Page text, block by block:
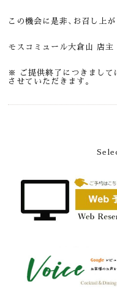
この機会に是非､お召し上が
モスコミュール大倉山 店主
※ ご提供終了につきまして
させていただきます。